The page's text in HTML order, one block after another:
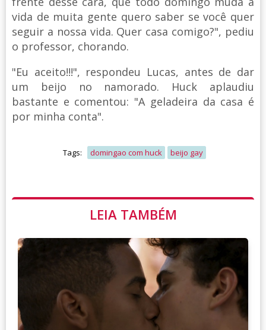
vida de muita gente quero saber se você quer
seguir a nossa vida. Quer casa comigo?", pediu
o professor, chorando.
"Eu aceito!!!", respondeu Lucas, antes de dar
um beijo no namorado. Huck aplaudiu
bastante e comentou: "A geladeira da casa é
por minha conta".
Tags: domingao com huck beijo gay
LEIA TAMBÉM